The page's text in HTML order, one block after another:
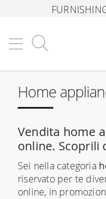
Home
Vendita home
online. Scoprili
Sei nella categoria
riservato per te
online, in